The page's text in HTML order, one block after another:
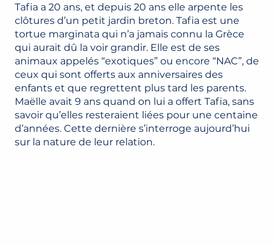
Tafia a 20 ans, et depuis 20 ans elle arpente les
clôtures d’un petit jardin breton. Tafia est une
tortue marginata qui n’a jamais connu la Grèce
qui aurait dû la voir grandir. Elle est de ses
animaux appelés “exotiques” ou encore “NAC”, de
ceux qui sont offerts aux anniversaires des
enfants et que regrettent plus tard les parents.
Maëlle avait 9 ans quand on lui a offert Tafia, sans
savoir qu’elles resteraient liées pour une centaine
d’années. Cette dernière s’interroge aujourd’hui
sur la nature de leur relation.